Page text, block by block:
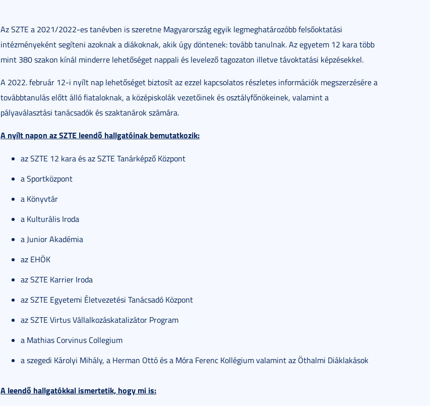
Az SZTE a 2021/2022-es tanévben is szeretne Magyarország egyik legmeghatározóbb felsőoktatási
intézményeként segíteni azoknak a diákoknak, akik úgy döntenek: tovább tanulnak. Az egyetem 12 kara több
mint 380 szakon kínál minderre lehetőséget nappali és levelező tagozaton illetve távoktatási képzésekkel.
A 2022. február 12-i nyílt nap lehetőséget biztosít az ezzel kapcsolatos részletes információk megszerzésére a
továbbtanulás előtt álló fiataloknak, a középiskolák vezetőinek és osztályfőnökeinek, valamint a
pályaválasztási tanácsadók és szaktanárok számára.
A nyílt napon az SZTE leendő hallgatóinak bemutatkozik:
az SZTE 12 kara és az SZTE Tanárképző Központ
a Sportközpont
a Könyvtár
a Kulturális Iroda
a Junior Akadémia
az EHÖK
az SZTE Karrier Iroda
az SZTE Egyetemi Életvezetési Tanácsadó Központ
az SZTE Virtus Vállalkozáskatalizátor Program
a Mathias Corvinus Collegium
a szegedi Károlyi Mihály, a Herman Ottó és a Móra Ferenc Kollégium valamint az Öthalmi Diáklakások
A leendő hallgatókkal ismertetik, hogy mi is: